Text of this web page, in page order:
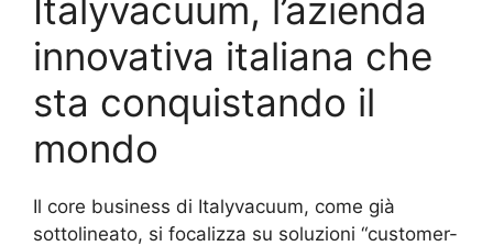
Italyvacuum, l’azienda
innovativa italiana che
sta conquistando il
mondo
Il core business di Italyvacuum, come già
sottolineato, si focalizza su soluzioni “customer-